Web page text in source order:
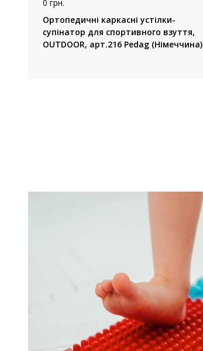
0 грн.
Ортопедичні каркасні устілки-
супінатор для спортивного взуття,
OUTDOOR, арт.216 Pedag (Німеччина)